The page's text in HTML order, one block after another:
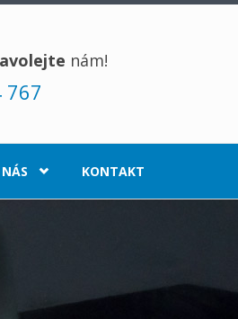
nám!
767
KONTAKT